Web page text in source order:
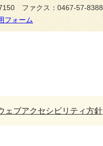
ファクス：0467-57-8388
フォーム
ェブアクセシビリティ方針